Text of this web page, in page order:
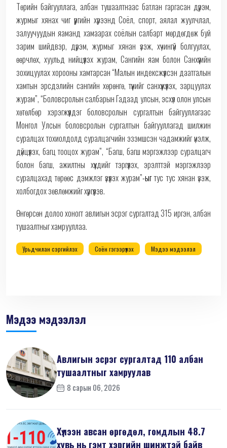
Төрийн байгууллага, албан тушаалтнаас батлан гаргасан дүрэм,
журмыг хянах чиг үүргийн хүрээнд Соёл, спорт, аялал жуулчлал,
залуучуудыняаманд хамаарах соёлын салбарт мөрдөгдөж буй
зарим шийдвэр, дүрэм, журмыг хянан үзэж, хүчингүй болгуулах,
өөрчлөх, хуульд нийцүүлэх журам, Сангийн яам болон Санхүүгийн
зохицуулах хорооны хамтарсан “Малын индексжүүлсэн даатгалын
хамтын эрсдэлийн сангийн хөрөнгө, түүнийг санхүүжүүлэх, зарцуулах
журам”, “Боловсролын салбарын Гадаад улсын, эсхүл олон улсын
хөтөлбөр хэрэгжүүлдэг боловсролын сургалтын байгууллагаас
Монгол Улсын боловсролын сургалтын байгууллагад шилжин
суралцах тохиолдолд суралцагчийн эзэмшсэн чадамжийг үнэлж,
дүйцүүлэх, багц тооцох журам”, “Багш, багш мэргэжлээр суралцагч
болон багш, ажилтны хүүхдийг тэргүүлэх, эрэлттэй мэргэжлээр
суралцахад төрөөс дэмжлэг үзүүлэх журам”-ыгтус тус хянан үзэж,
холбогдох зөвлөмжийг хүргүүлэв.
Өнгөрсөн долоо хоногт авлигын эсрэг сургалтад 315 иргэн, албан
тушаалтныг хамрууллаа.
Урьдчилан сэргийлэх Соён гэгээрүүлэх Мэдээ мэдээлэл
Мэдээ мэдээлэл
Авлигын эсрэг сургалтад 110 албан
тушаалтныг хамруулав
8 сарын 06, 2026
Хүлээн авсан өргөдөл, гомдлын 48.7
хувь нь гэмт хэргийн шинжтэй байв